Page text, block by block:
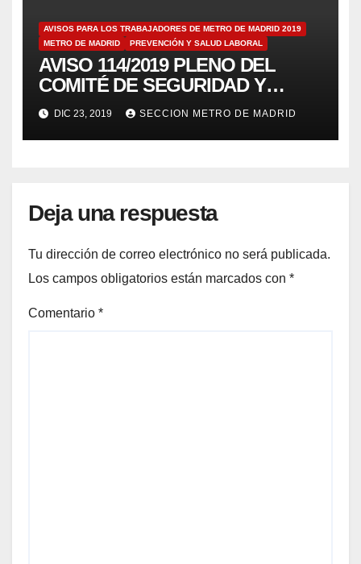
AVISOS PARA LOS TRABAJADORES DE METRO DE MADRID 2019
METRO DE MADRID
PREVENCIÓN Y SALUD LABORAL
AVISO 114/2019 PLENO DEL
COMITÉ DE SEGURIDAD Y
SALUD 19/12/19
DIC 23, 2019 SECCION METRO DE MADRID
Deja una respuesta
Tu dirección de correo electrónico no será publicada.
Los campos obligatorios están marcados con *
Comentario *